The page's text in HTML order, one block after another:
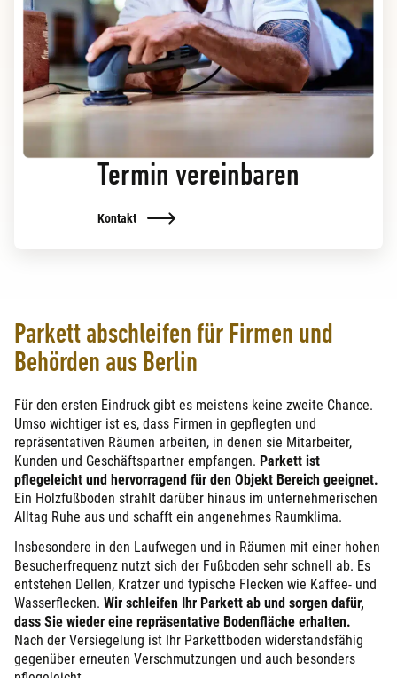
Termin vereinbaren
Kontakt
Parkett abschleifen für Firmen und
Behörden aus Berlin
Für den ersten Eindruck gibt es meistens keine zweite Chance.
Umso wichtiger ist es, dass Firmen in gepflegten und
repräsentativen Räumen arbeiten, in denen sie Mitarbeiter,
Kunden und Geschäftspartner empfangen. Parkett ist
pflegeleicht und hervorragend für den Objekt Bereich geeignet.
Ein Holzfußboden strahlt darüber hinaus im unternehmerischen
Alltag Ruhe aus und schafft ein angenehmes Raumklima.
Insbesondere in den Laufwegen und in Räumen mit einer hohen
Besucherfrequenz nutzt sich der Fußboden sehr schnell ab. Es
entstehen Dellen, Kratzer und typische Flecken wie Kaffee- und
Wasserflecken. Wir schleifen Ihr Parkett ab und sorgen dafür,
dass Sie wieder eine repräsentative Bodenfläche erhalten.
Nach der Versiegelung ist Ihr Parkettboden widerstandsfähig
gegenüber erneuten Verschmutzungen und auch besonders